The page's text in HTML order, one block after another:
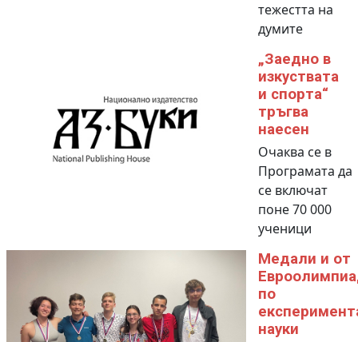
тежестта на
думите
„Заедно в
изкуствата
и спорта“
тръгва
наесен
Очаква се в
Програмата да
се включат
поне 70 000
ученици
Медали и от
по
науки